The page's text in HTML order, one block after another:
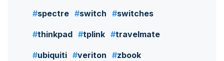
spectre switch switches
thinkpad tplink travelmate
ubiquiti veriton zbook